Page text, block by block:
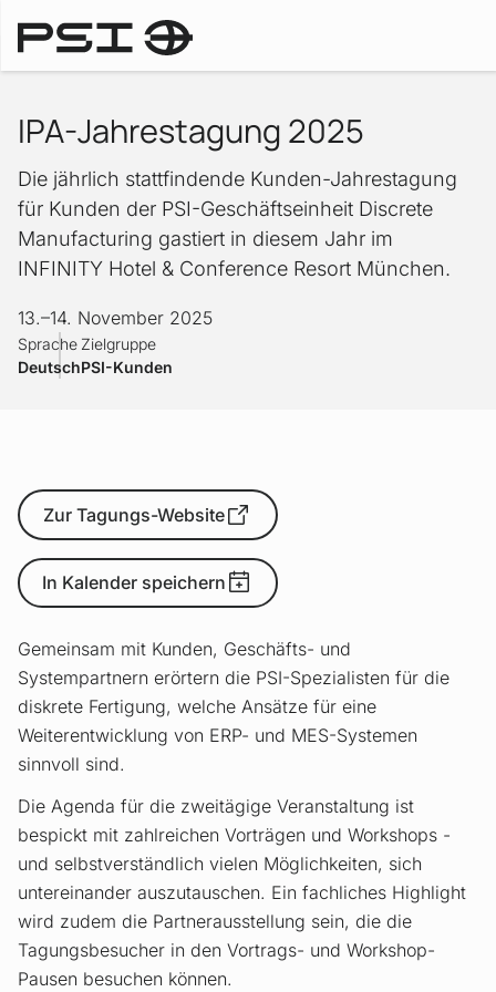
IPA-Jahrestagung 2025
Die jährlich stattfindende Kunden-Jahrestagung
für Kunden der PSI-Geschäftseinheit Discrete
Manufacturing gastiert in diesem Jahr im
INFINITY Hotel & Conference Resort München.
13.–14. November 2025
Sprache
Deutsch
Zielgruppe
PSI-Kunden
Zur Tagungs-Website
In Kalender speichern
Gemeinsam mit Kunden, Geschäfts- und
Systempartnern erörtern die PSI-Spezialisten für die
diskrete Fertigung, welche Ansätze für eine
Weiterentwicklung von ERP- und MES-Systemen
sinnvoll sind.
Die Agenda für die zweitägige Veranstaltung ist
bespickt mit zahlreichen Vorträgen und Workshops -
und selbstverständlich vielen Möglichkeiten, sich
untereinander auszutauschen. Ein fachliches Highlight
wird zudem die Partnerausstellung sein, die die
Tagungsbesucher in den Vortrags- und Workshop-
Pausen besuchen können.